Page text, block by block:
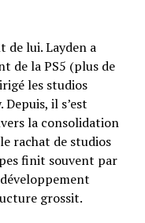
de lui. Layden a
de la PS5 (plus de
les studios
il s’est
la consolidation
rachat de studios
finit souvent par
grossit.